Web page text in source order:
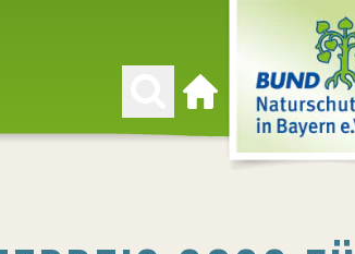
Zur Startseite